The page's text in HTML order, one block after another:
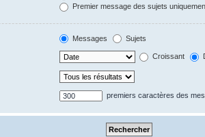
Premier message des sujets
Messages Sujets
Croissant
premiers caractères des